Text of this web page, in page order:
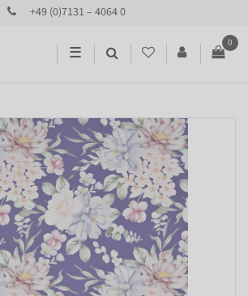
+49 (0)7131 – 4064 0
☰
0